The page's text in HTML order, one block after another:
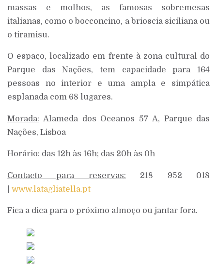
massas e molhos, as famosas sobremesas
italianas, como o bocconcino, a brioscia siciliana ou
o tiramisu.
O espaço, localizado em frente à zona cultural do
Parque das Nações, tem capacidade para 164
pessoas no interior e uma ampla e simpática
esplanada com 68 lugares.
Morada: Alameda dos Oceanos 57 A, Parque das
Nações, Lisboa
Horário: das 12h às 16h; das 20h às 0h
Contacto para reservas: 218 952 018
www.latagliatella.pt
Fica a dica para o próximo almoço ou jantar fora.